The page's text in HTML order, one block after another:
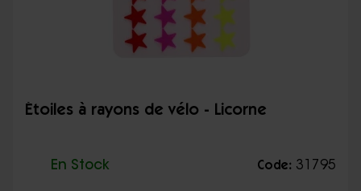
Étoiles à rayons de vélo - Licorne
En Stock Code: 31795